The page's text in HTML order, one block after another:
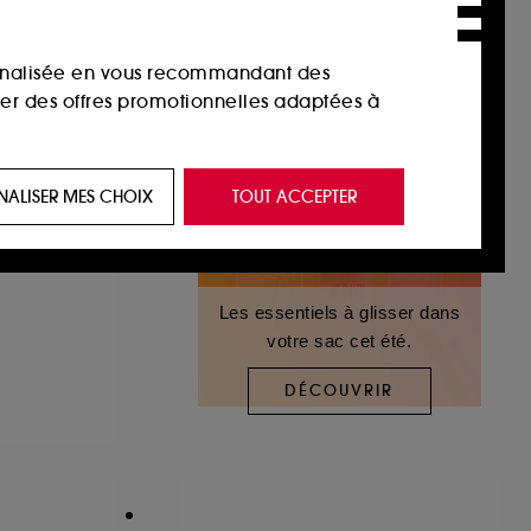
Les essentiels à glisser dans
votre sac cet été.
DÉCOUVRIR
en vous recommandant des
des offres promotionnelles adaptées à
vous plaire via des publicités, y compris
navigation sur notre site afin d’en
fraudes aux moyens de paiement et les
TOUT ACCEPTER
MES CHOIX